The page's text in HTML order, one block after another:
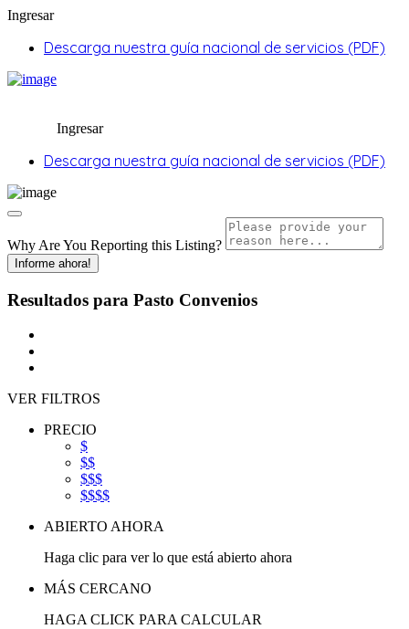
Ingresar
Descarga nuestra guía nacional de servicios (PDF)
Ingresar
Descarga nuestra guía nacional de servicios (PDF)
Why Are You Reporting this Listing?
Informe ahora!
Resultados para Pasto Convenios
VER FILTROS
PRECIO
$
$$
$$$
$$$$
ABIERTO AHORA
Haga clic para ver lo que está abierto ahora
MÁS CERCANO
HAGA CLICK PARA CALCULAR